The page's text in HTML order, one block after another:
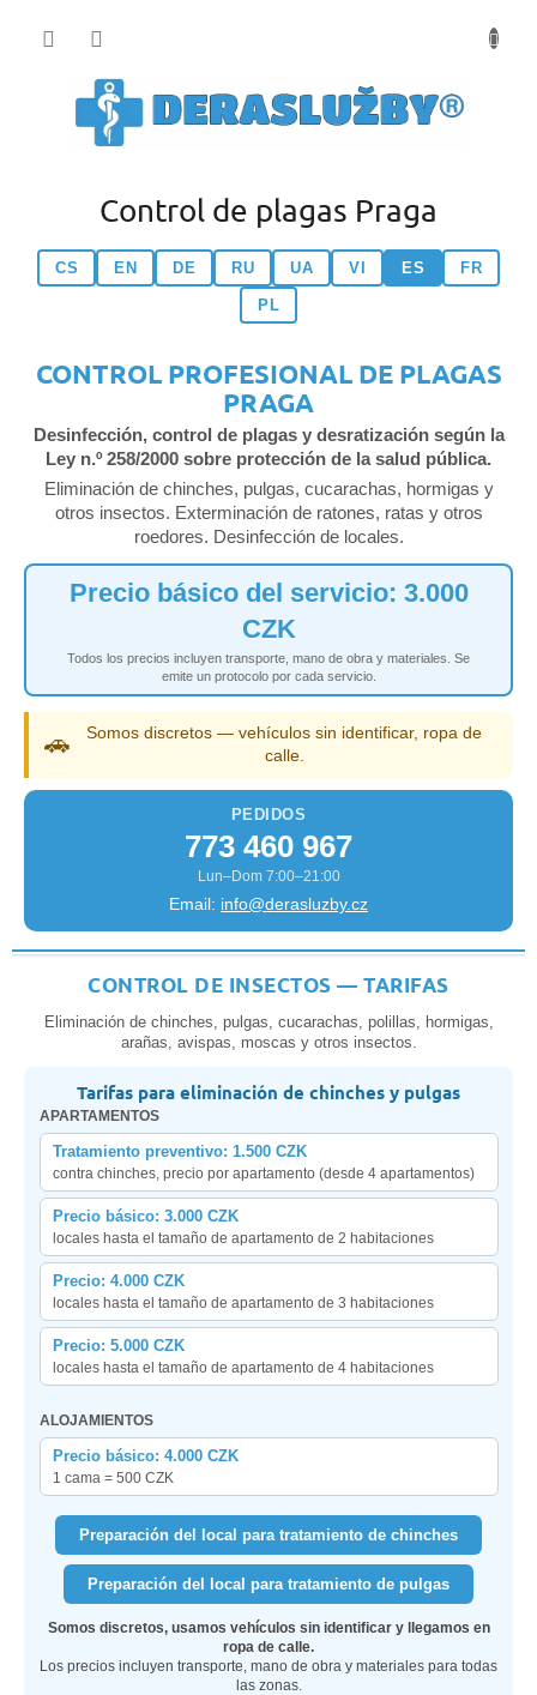
Control de plagas Praga
CS EN DE RU UA VI ES FR
PL
CONTROL PROFESIONAL DE PLAGAS
PRAGA
Desinfección, control de plagas y desratización según la
Ley n.º 258/2000 sobre protección de la salud pública.
Eliminación de chinches, pulgas, cucarachas, hormigas y
otros insectos. Exterminación de ratones, ratas y otros
roedores. Desinfección de locales.
Precio básico del servicio: 3.000
CZK
Todos los precios incluyen transporte, mano de obra y materiales. Se
emite un protocolo por cada servicio.
🚗
Somos discretos — vehículos sin identificar, ropa de
calle.
PEDIDOS
773 460 967
Lun–Dom 7:00–21:00
Email: info@derasluzby.cz
CONTROL DE INSECTOS — TARIFAS
Eliminación de chinches, pulgas, cucarachas, polillas, hormigas,
arañas, avispas, moscas y otros insectos.
Tarifas para eliminación de chinches y pulgas
APARTAMENTOS
Tratamiento preventivo: 1.500 CZK
contra chinches, precio por apartamento (desde 4 apartamentos)
Precio básico: 3.000 CZK
locales hasta el tamaño de apartamento de 2 habitaciones
Precio: 4.000 CZK
locales hasta el tamaño de apartamento de 3 habitaciones
Precio: 5.000 CZK
locales hasta el tamaño de apartamento de 4 habitaciones
ALOJAMIENTOS
Precio básico: 4.000 CZK
1 cama = 500 CZK
Preparación del local para tratamiento de chinches
Preparación del local para tratamiento de pulgas
Somos discretos, usamos vehículos sin identificar y llegamos en
ropa de calle.
Los precios incluyen transporte, mano de obra y materiales para todas
las zonas.